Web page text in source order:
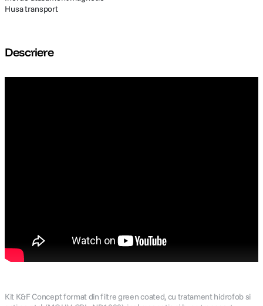
Husa transport
Descriere
Kit K&F Concept format din filtre green coated, cu tratament hidrofob si